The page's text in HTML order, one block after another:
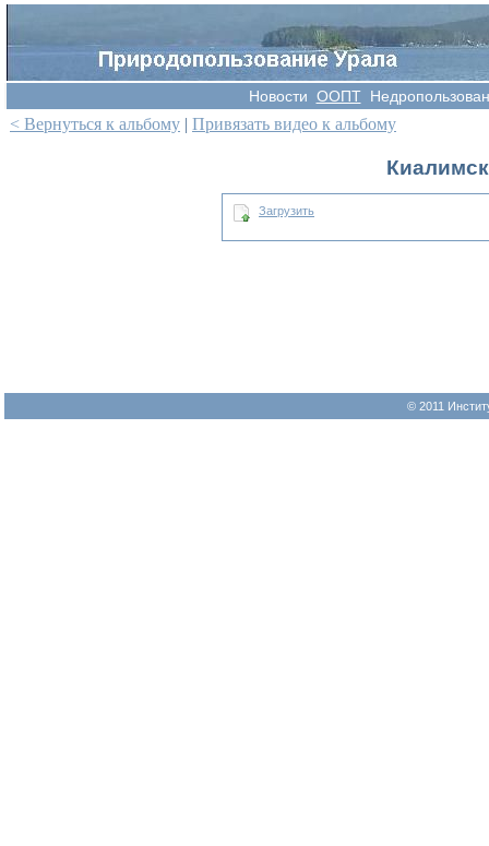
Новости OOПT
< Вернуться к альбому | Привязать видео к альбому
Загрузить
© 2011